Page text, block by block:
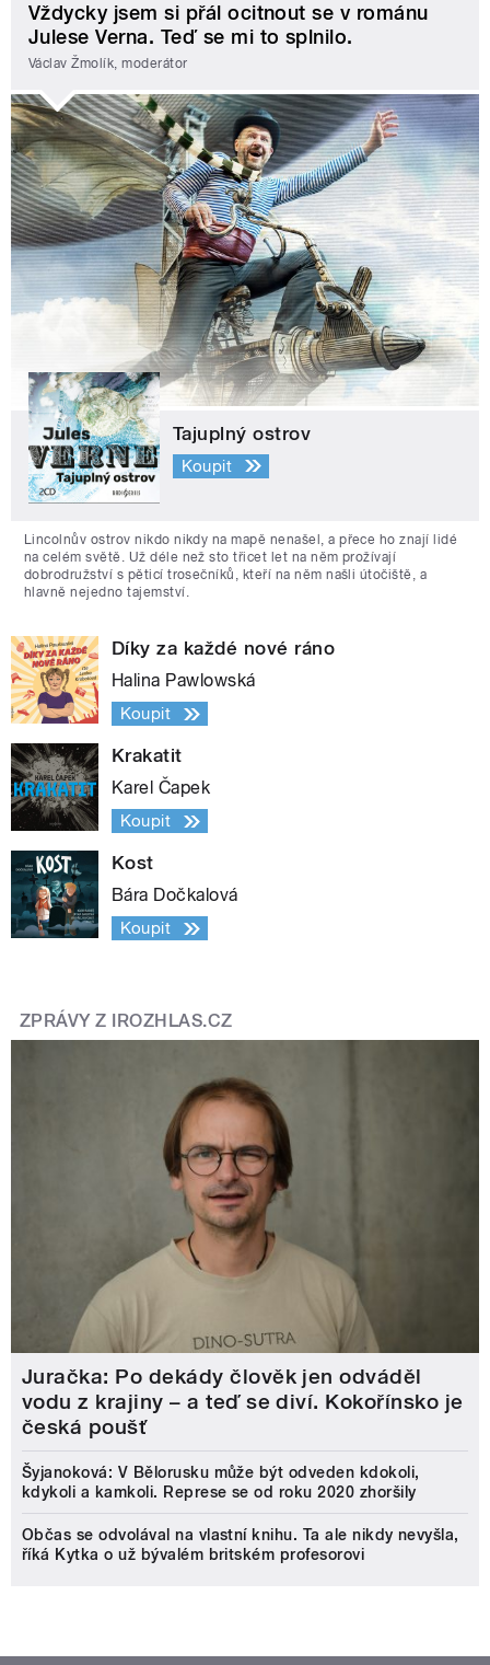
Vždycky jsem si přál ocitnout se v románu
Julese Verna. Teď se mi to splnilo.
Václav Žmolík, moderátor
Tajuplný ostrov
Koupit
Lincolnův ostrov nikdo nikdy na mapě nenašel, a přece ho znají lidé
na celém světě. Už déle než sto třicet let na něm prožívají
dobrodružství s pěticí trosečníků, kteří na něm našli útočiště, a
hlavně nejedno tajemství.
Díky za každé nové ráno
Halina Pawlowská
Koupit
Krakatit
Karel Čapek
Koupit
Kost
Bára Dočkalová
Koupit
ZPRÁVY Z IROZHLAS.CZ
Juračka: Po dekády člověk jen odváděl
vodu z krajiny – a teď se diví. Kokořínsko je
česká poušť
Šyjanoková: V Bělorusku může být odveden kdokoli,
kdykoli a kamkoli. Represe se od roku 2020 zhoršily
Občas se odvolával na vlastní knihu. Ta ale nikdy nevyšla,
říká Kytka o už bývalém britském profesorovi